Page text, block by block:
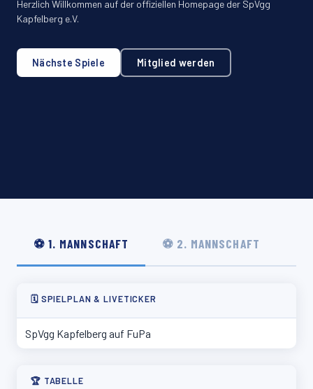
Herzlich Willkommen auf der offiziellen Homepage der SpVgg
Kapfelberg e.V.
Nächste Spiele Mitglied werden
⚽ 1. MANNSCHAFT ⚽ 2. MANNSCHAFT
🗓 SPIELPLAN & LIVETICKER
SpVgg Kapfelberg auf FuPa
🏆 TABELLE